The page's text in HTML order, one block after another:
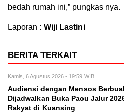
bedah rumah ini,” pungkas nya.
Laporan : Wiji Lastini
BERITA TERKAIT
Kamis, 6 Agustus 2026 - 19:59 WIB
Audiensi dengan Mensos
Dijadwalkan Buka Pacu Jalur
Rakyat di Kuansing